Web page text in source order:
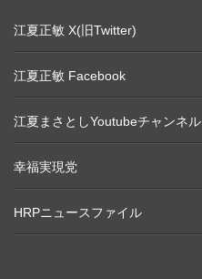
江夏正敏 X(旧Twitter)
江夏正敏 Facebook
江夏まさとしYoutubeチャンネル
幸福実現党
HRPニュースファイル